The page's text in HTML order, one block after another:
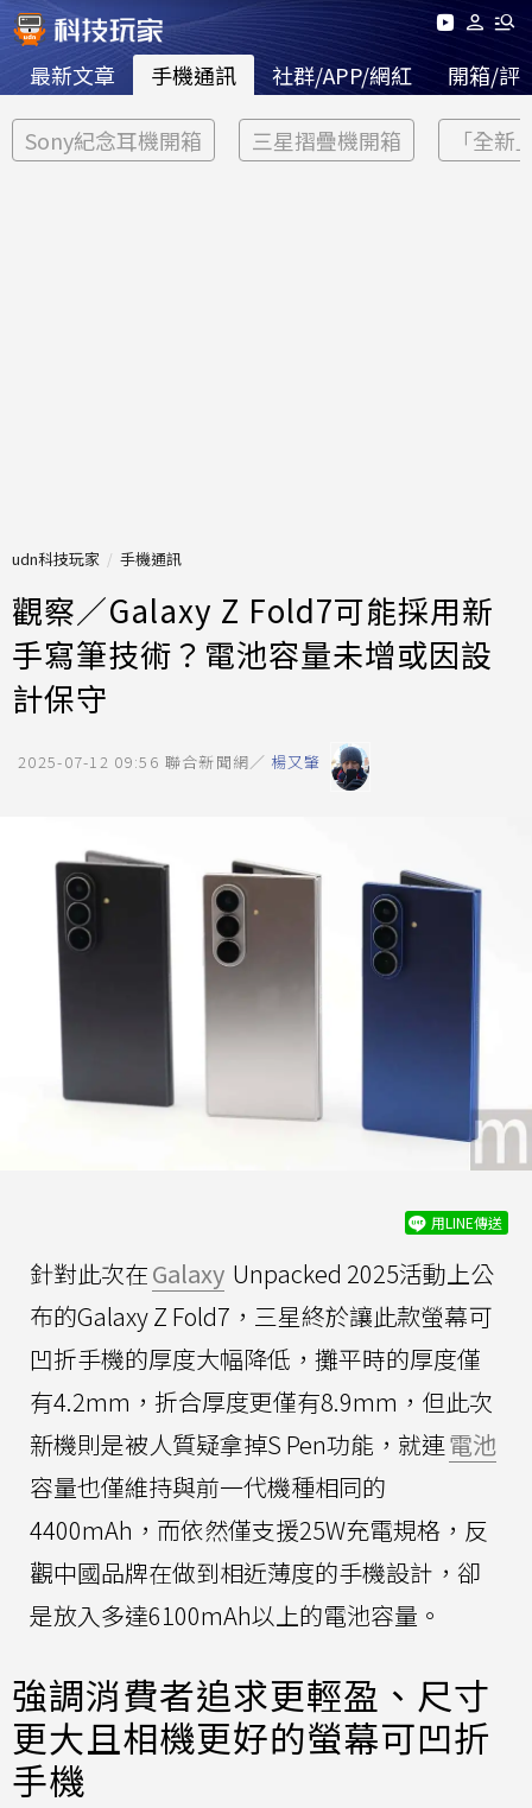
最新文章 手機通訊 社群/APP/網紅 開箱/評
Sony紀念耳機開箱 三星摺疊機開箱 「全新
udn科技玩家 手機通訊
觀察／Galaxy Z Fold7可能採用新
手寫筆技術？電池容量未增或因設
計保守
2025-07-12 09:56 聯合新聞網／ 楊又肇
用LINE傳送
針對此次在Galaxy Unpacked 2025活動上公
布的Galaxy Z Fold7，三星終於讓此款螢幕可
凹折手機的厚度大幅降低，攤平時的厚度僅
有4.2mm，折合厚度更僅有8.9mm，但此次
新機則是被人質疑拿掉S Pen功能，就連電池
容量也僅維持與前一代機種相同的
4400mAh，而依然僅支援25W充電規格，反
觀中國品牌在做到相近薄度的手機設計，卻
是放入多達6100mAh以上的電池容量。
強調消費者追求更輕盈、尺寸
更大且相機更好的螢幕可凹折
手機